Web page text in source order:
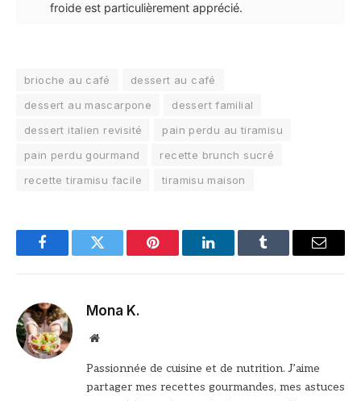
froide est particulièrement apprécié.
brioche au café
dessert au café
dessert au mascarpone
dessert familial
dessert italien revisité
pain perdu au tiramisu
pain perdu gourmand
recette brunch sucré
recette tiramisu facile
tiramisu maison
FacebookTwitter Pinterest LinkedInTumblr Email
Mona K.
Site
Passionnée de cuisine et de nutrition. J’aime
partager mes recettes gourmandes, mes astuces